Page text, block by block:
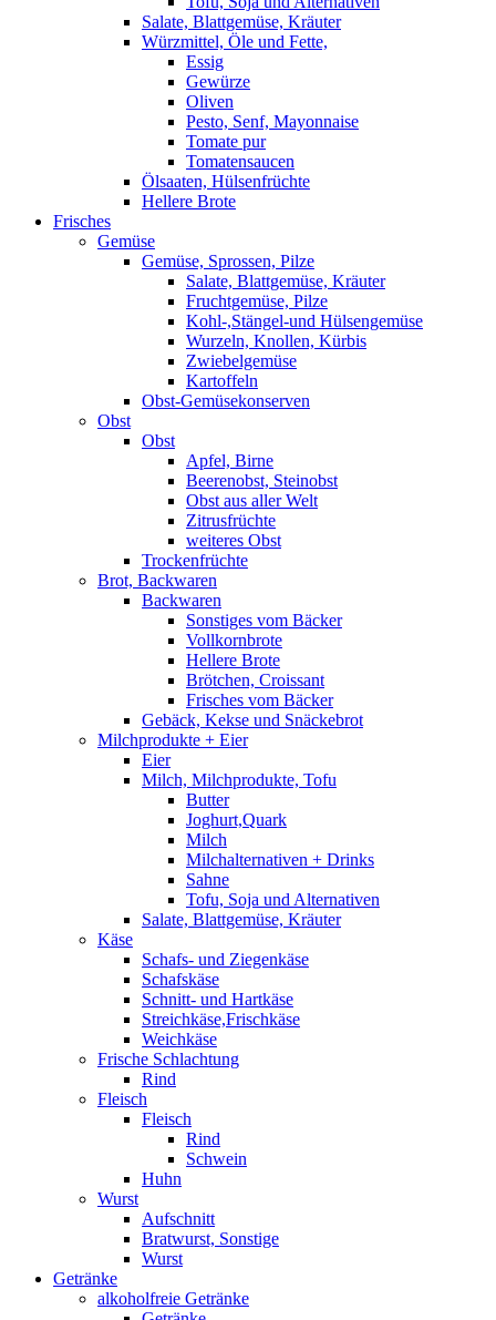
Salate, Blattgemüse, Kräuter
Würzmittel, Öle und Fette,
Essig
Gewürze
Oliven
Pesto, Senf, Mayonnaise
Tomate pur
Tomatensaucen
Ölsaaten, Hülsenfrüchte
Hellere Brote
Frisches
Gemüse
Gemüse, Sprossen, Pilze
Salate, Blattgemüse, Kräuter
Fruchtgemüse, Pilze
Kohl-,Stängel-und Hülsengemüse
Wurzeln, Knollen, Kürbis
Zwiebelgemüse
Kartoffeln
Obst-Gemüsekonserven
Obst
Obst
Apfel, Birne
Beerenobst, Steinobst
Obst aus aller Welt
Zitrusfrüchte
weiteres Obst
Trockenfrüchte
Brot, Backwaren
Backwaren
Sonstiges vom Bäcker
Vollkornbrote
Hellere Brote
Brötchen, Croissant
Frisches vom Bäcker
Gebäck, Kekse und Snäckebrot
Milchprodukte + Eier
Eier
Milch, Milchprodukte, Tofu
Butter
Joghurt,Quark
Milch
Milchalternativen + Drinks
Sahne
Tofu, Soja und Alternativen
Salate, Blattgemüse, Kräuter
Käse
Schafs- und Ziegenkäse
Schafskäse
Schnitt- und Hartkäse
Streichkäse,Frischkäse
Weichkäse
Frische Schlachtung
Rind
Fleisch
Fleisch
Rind
Schwein
Huhn
Wurst
Aufschnitt
Bratwurst, Sonstige
Wurst
Getränke
alkoholfreie Getränke